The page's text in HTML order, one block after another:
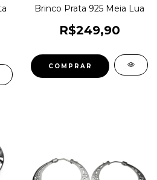
Brinco Prata 925 Meia Lua
R$249,90